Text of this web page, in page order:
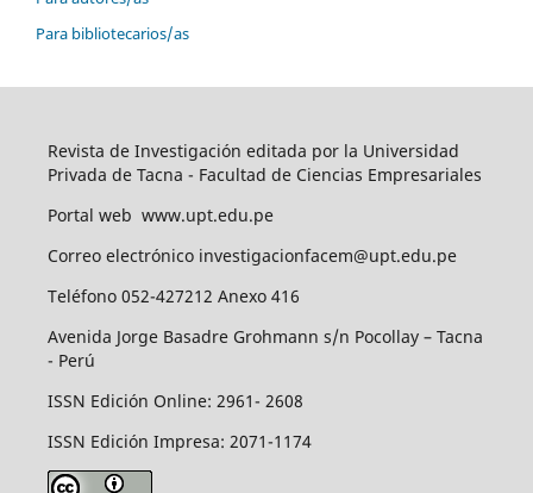
Para bibliotecarios/as
Revista de Investigación editada por la Universidad
Privada de Tacna - Facultad de Ciencias Empresariales
Portal web www.upt.edu.pe
Correo electrónico investigacionfacem@upt.edu.pe
Teléfono 052-427212 Anexo 416
Avenida Jorge Basadre Grohmann s/n Pocollay – Tacna
- Perú
ISSN Edición Online: 2961- 2608
ISSN Edición Impresa: 2071-1174